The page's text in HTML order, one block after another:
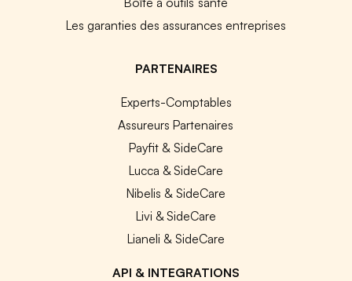
Les garanties des assurances entreprises
PARTENAIRES
Experts-Comptables
Assureurs Partenaires
Payfit & SideCare
Lucca & SideCare
Nibelis & SideCare
Livi & SideCare
Lianeli & SideCare
API & INTEGRATIONS